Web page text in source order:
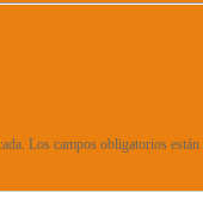
Los campos obligatorios